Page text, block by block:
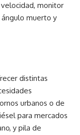
monitor
muerto y
distintas
urbanos o de
para mercados
y pila de